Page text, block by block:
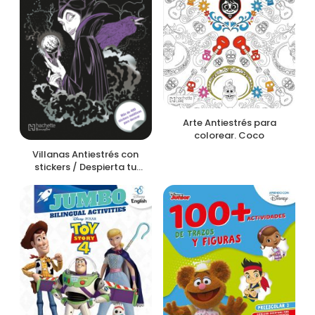
Villanas Antiestrés con
stickers / Despierta tu
Arte Antiestrés para
colorear. Coco